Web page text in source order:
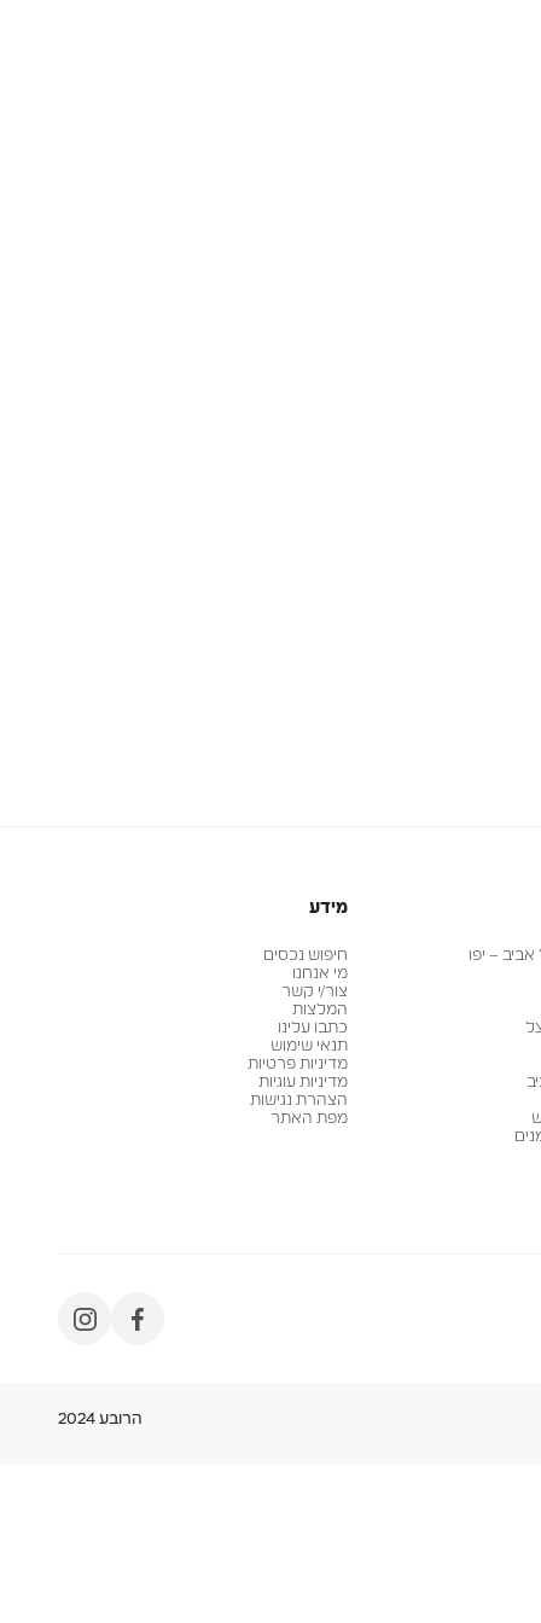
– יפו
מידע
חיפוש נכסים
מי אנחנו
צור/י קשר
המלצות
כתבו עלינו
תנאי שימוש
מדיניות פרטיות
מדיניות עוגיות
הצהרת נגישות
מפת האתר
הרובע 2024